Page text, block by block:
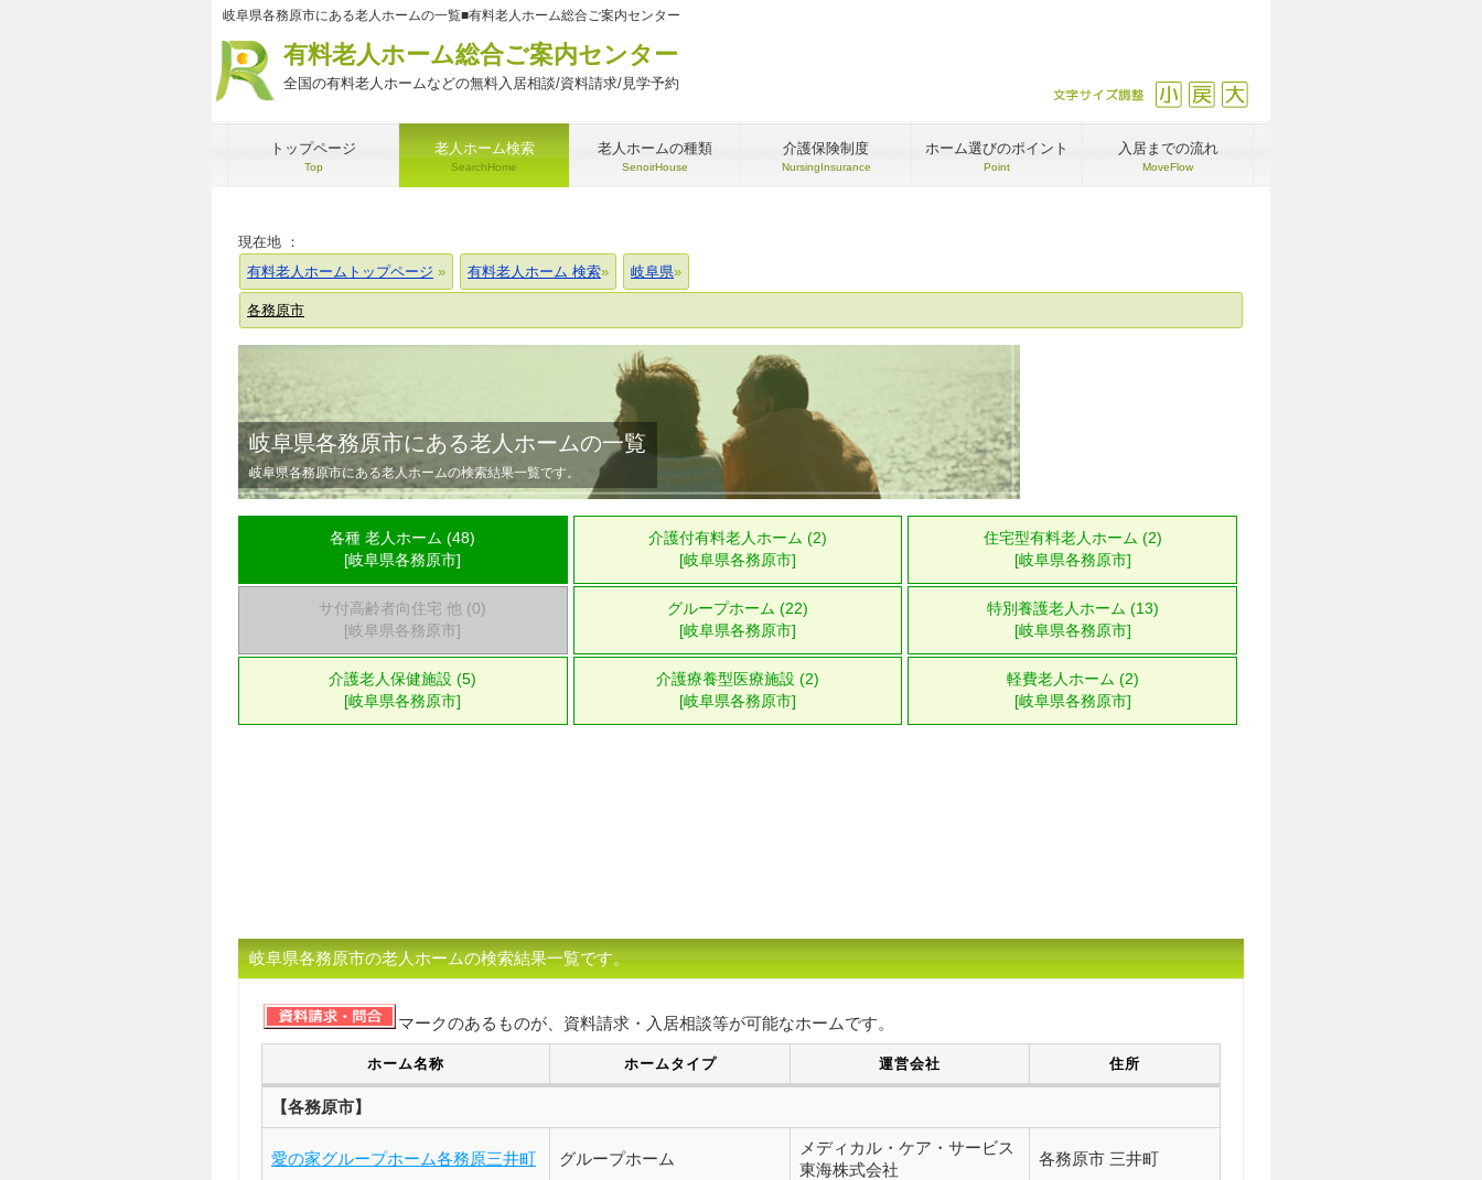
岐阜県各務原市にある老人ホームの一覧■有料老人ホーム総合ご案内センター
有料老人ホーム総合ご案内センター
全国の有料老人ホームなどの無料入居相談/資料請求/見学予約 戻す
縮小
文字サイズ調整
トップページ
Top
老人ホーム検索
SearchHome
老人ホームの種類
SenoirHouse
介護保険制度
NursingInsurance
ホーム選びのポイント
Point
入居までの流れ
MoveFlow
現在地 ：
有料老人ホームトップページ
有料老人ホーム 検索 岐阜県
各務原市
岐阜県各務原市にある老人ホームの一覧
岐阜県各務原市にある老人ホームの検索結果一覧です。
各種 老人ホーム (48)
[岐阜県各務原市]
介護付有料老人ホーム (2)
[岐阜県各務原市]
住宅型有料老人ホーム (2)
[岐阜県各務原市]
サ付高齢者向住宅 他 (0)
[岐阜県各務原市]
グループホーム (22)
[岐阜県各務原市]
特別養護老人ホーム (13)
[岐阜県各務原市]
介護老人保健施設 (5)
[岐阜県各務原市]
介護療養型医療施設 (2)
[岐阜県各務原市]
軽費老人ホーム (2)
[岐阜県各務原市]
岐阜県各務原市の老人ホームの検索結果一覧です。
マークのあるものが、資料請求・入居相談等が可能なホームです。
ホーム名称 ホームタイプ 運営会社 住所
【各務原市】
愛の家グループホーム各務原三井町 グループホーム
メディカル・ケア・サービス
東海株式会社
各務原市 三井町